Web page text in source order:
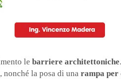
le barriere architettoniche
la posa di una rampa per